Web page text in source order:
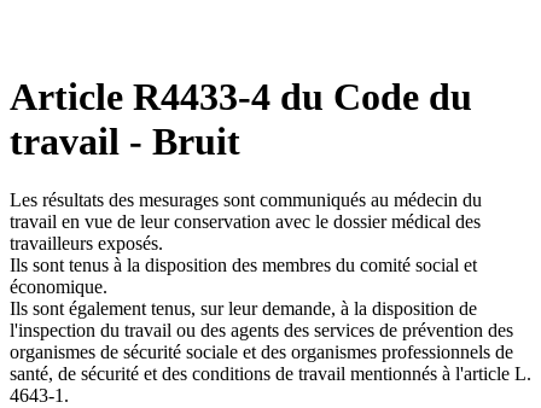
Article R4433-4 du Code du
travail - Bruit
Les résultats des mesurages sont communiqués au médecin du
travail en vue de leur conservation avec le dossier médical des
travailleurs exposés.
Ils sont tenus à la disposition des membres du comité social et
économique.
Ils sont également tenus, sur leur demande, à la disposition de
l'inspection du travail ou des agents des services de prévention des
organismes de sécurité sociale et des organismes professionnels de
santé, de sécurité et des conditions de travail mentionnés à l'article L.
4643-1.